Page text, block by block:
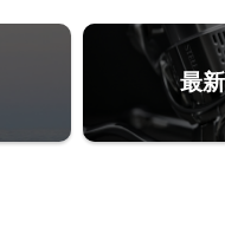
最